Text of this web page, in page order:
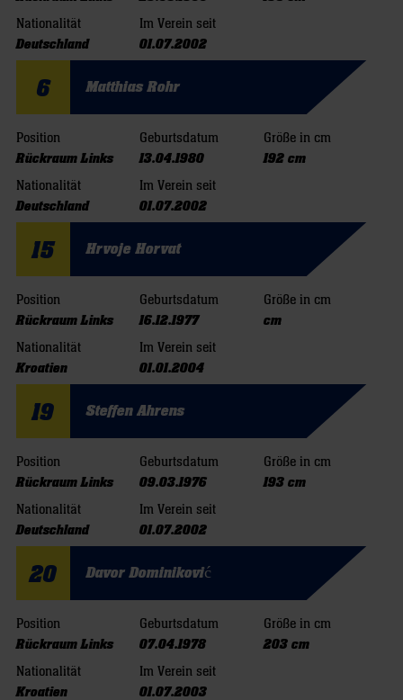
Nationalität
Deutschland
Im Verein seit
01.07.2002
6 Matthias Rohr
Position
Rückraum Links
Geburtsdatum
13.04.1980
Größe in cm
192 cm
Nationalität
Deutschland
Im Verein seit
01.07.2002
15 Hrvoje Horvat
Position
Rückraum Links
Geburtsdatum
16.12.1977
Größe in cm
cm
Nationalität
Kroatien
Im Verein seit
01.01.2004
19 Steffen Ahrens
Position
Rückraum Links
Geburtsdatum
09.03.1976
Größe in cm
193 cm
Nationalität
Deutschland
Im Verein seit
01.07.2002
20 Davor Dominiković
Position
Rückraum Links
Geburtsdatum
07.04.1978
Größe in cm
203 cm
Nationalität
Kroatien
Im Verein seit
01.07.2003